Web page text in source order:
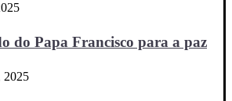
do Papa Francisco para a paz
2025